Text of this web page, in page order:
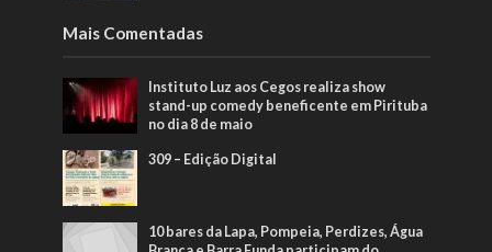
Mais Comentadas
Instituto Luz aos Cegos realiza show
stand-up comedy beneficente em Pirituba
no dia 8 de maio
309 – Edição Digital
10 bares da Lapa, Pompeia, Perdizes, Água